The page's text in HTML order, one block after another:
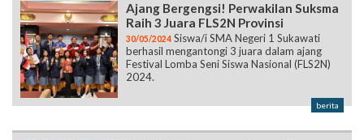
Ajang Bergengsi! Perwakilan Suksma
Raih 3 Juara FLS2N Provinsi
30/05/2024 Siswa/i SMA Negeri 1 Sukawati
berhasil mengantongi 3 juara dalam ajang
Festival Lomba Seni Siswa Nasional (FLS2N)
2024.
berita